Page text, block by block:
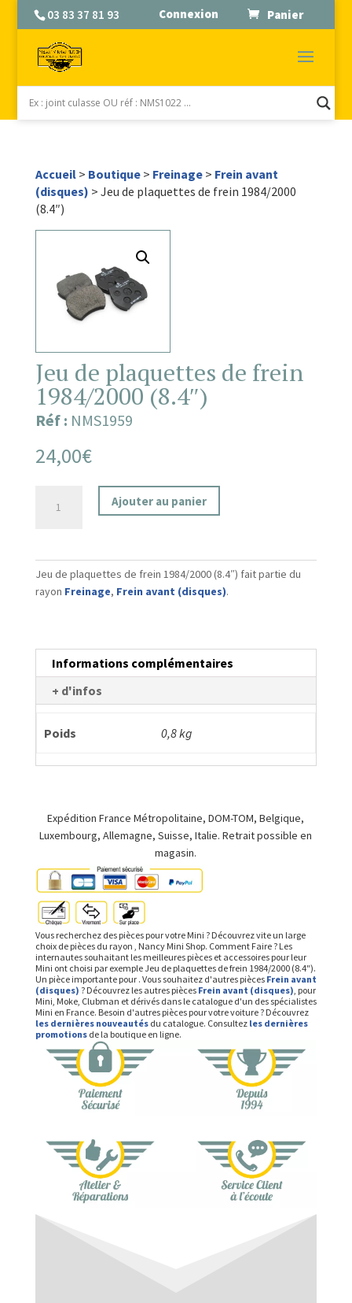
03 83 37 81 93 Connexion Panier
Accueil> Boutique> Freinage> Frein avant
(disques) > Jeu de plaquettes de frein 1984/2000
(8.4″)
Jeu de plaquettes de frein
1984/2000 (8.4″)
Réf : NMS1959
24,00€
plaquettes
de
frein
Ajouter au panier
Jeu de plaquettes de frein 1984/2000 (8.4″) fait partie du
rayon Freinage, Frein avant (disques).
Informations complémentaires
+ d'infos
Poids 0,8 kg
Expédition France Métropolitaine, DOM-TOM, Belgique,
Luxembourg, Allemagne, Suisse, Italie. Retrait possible en
magasin.
Vous recherchez des pièces pour votre Mini ? Découvrez vite un large
choix de pièces du rayon , Nancy Mini Shop. Comment Faire ? Les
internautes souhaitant les meilleures pièces et accessoires pour leur
Mini ont choisi par exemple Jeu de plaquettes de frein 1984/2000 (8.4″).
Un pièce importante pour . Vous souhaitez d'autres pièces Frein avant
(disques) ? Découvrez les autres pièces Frein avant (disques), pour
Mini, Moke, Clubman et dérivés dans le catalogue d'un des spécialistes
Mini en France. Besoin d'autres pièces pour votre voiture ? Découvrez
les dernières nouveautésdu catalogue. Consultez les dernières
promotionsde la boutique en ligne.